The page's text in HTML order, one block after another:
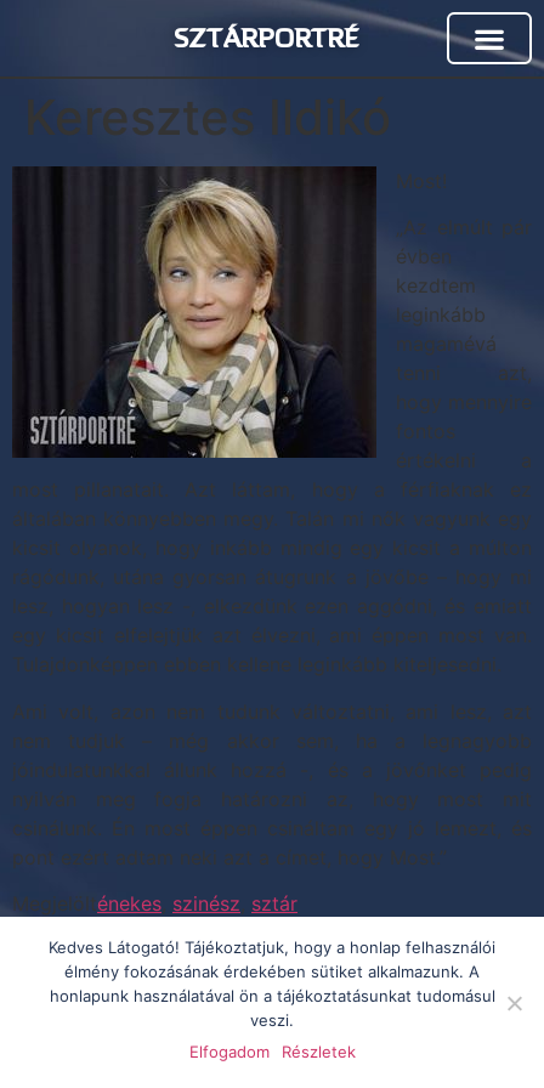
SZTÁRPORTRÉ
Keresztes Ildikó
Most!
„Az elmúlt pár
évben
kezdtem
leginkább
magamévá
tenni azt,
hogy mennyire
fontos
értékelni a
most pillanatait. Azt láttam, hogy a férfiaknak ez
általában könnyebben megy. Talán mi nők vagyunk egy
kicsit olyanok, hogy inkább mindig egy kicsit a múlton
rágódunk, utána gyorsan átugrunk a jövőbe – hogy mi
lesz, hogyan lesz -, elkezdünk ezen aggódni, és emiatt
egy kicsit elfelejtjük azt élvezni, ami éppen most van.
Tulajdonképpen ebben kellene leginkább kiteljesedni.
Ami volt, azon nem tudunk változtatni, ami lesz, azt
nem tudjuk – még akkor sem, ha a legnagyobb
jóindulatunkkal állunk hozzá -, és a jövőnket pedig
nyilván meg fogja határozni az, hogy most mit
csinálunk. Én most éppen csináltam egy jó lemezt, és
pont ezért adtam neki azt a címet, hogy Most.”
Megjelölténekes, szinész, sztár
Kedves Látogató! Tájékoztatjuk, hogy a honlap felhasználói
élmény fokozásának érdekében sütiket alkalmazunk. A
honlapunk használatával ön a tájékoztatásunkat tudomásul
veszi.
Elfogadom
Részletek